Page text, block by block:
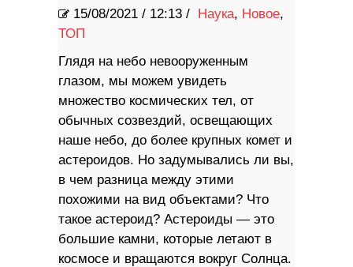
15/08/2021 / 12:13 / Наука, Новое,
ТОП
Глядя на небо невооруженным
глазом, мы можем увидеть
множество космических тел, от
обычных созвездий, освещающих
наше небо, до более крупных комет и
астероидов. Но задумывались ли вы,
в чем разница между этими
похожими на вид объектами? Что
такое астероид? Астероиды — это
большие камни, которые летают в
космосе и вращаются вокруг Солнца.